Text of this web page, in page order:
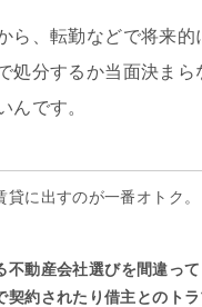
ら、転勤などで将来的
処分するか当面決まら
んです。
に出すのが一番オトク。
不動産会社選びを間違って
契約されたり借主とのト